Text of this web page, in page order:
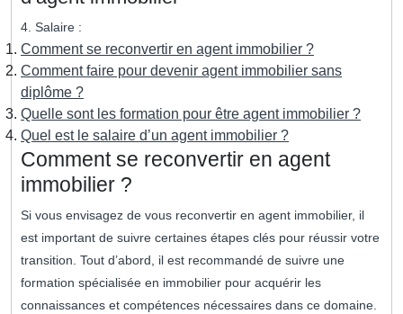
4. Salaire :
Comment se reconvertir en agent immobilier ?
Comment faire pour devenir agent immobilier sans
diplôme ?
Quelle sont les formation pour être agent immobilier ?
Quel est le salaire d’un agent immobilier ?
Comment se reconvertir en agent
immobilier ?
Si vous envisagez de vous reconvertir en agent immobilier, il
est important de suivre certaines étapes clés pour réussir votre
transition. Tout d’abord, il est recommandé de suivre une
formation spécialisée en immobilier pour acquérir les
connaissances et compétences nécessaires dans ce domaine.